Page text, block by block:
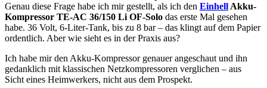
Genau diese Frage habe ich mir gestellt, als ich den Einhell Akku-
Kompressor TE-AC 36/150 Li OF-Solo das erste Mal gesehen
habe. 36 Volt, 6-Liter-Tank, bis zu 8 bar – das klingt auf dem Papier
ordentlich. Aber wie sieht es in der Praxis aus?
Ich habe mir den Akku-Kompressor genauer angeschaut und ihn
gedanklich mit klassischen Netzkompressoren verglichen – aus
Sicht eines Heimwerkers, nicht aus dem Prospekt.